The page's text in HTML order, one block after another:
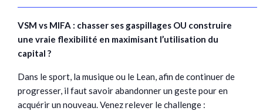
VSM vs MIFA : chasser ses gaspillages OU construire
une vraie flexibilité en maximisant l’utilisation du
capital ?
Dans le sport, la musique ou le Lean, afin de continuer de
progresser, il faut savoir abandonner un geste pour en
acquérir un nouveau. Venez relever le challenge :